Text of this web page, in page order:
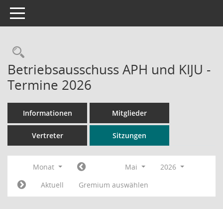
Toggle navigation
Rechercheauswahl
Betriebsausschuss APH und KIJU -
Termine 2026
Informationen Mitglieder
Vertreter Sitzungen
Monat Mai
2026
Aktuell
Gremium auswählen